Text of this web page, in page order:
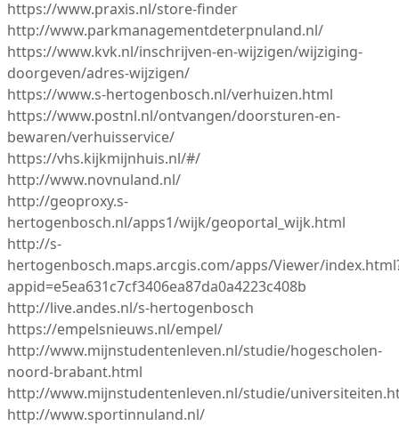
https://www.praxis.nl/store-finder
http://www.parkmanagementdeterpnuland.nl/
https://www.kvk.nl/inschrijven-en-wijzigen/wijziging-
doorgeven/adres-wijzigen/
https://www.s-hertogenbosch.nl/verhuizen.html
https://www.postnl.nl/ontvangen/doorsturen-en-
bewaren/verhuisservice/
https://vhs.kijkmijnhuis.nl/#/
http://www.novnuland.nl/
http://geoproxy.s-
hertogenbosch.nl/apps1/wijk/geoportal_wijk.html
http://s-
hertogenbosch.maps.arcgis.com/apps/Viewer/
appid=e5ea631c7cf3406ea87da0a4223c408b
http://live.andes.nl/s-hertogenbosch
https://empelsnieuws.nl/empel/
http://www.mijnstudentenleven.nl/studie/hogescholen-
noord-brabant.html
http://www.mijnstudentenleven.nl/studie/
http://www.sportinnuland.nl/